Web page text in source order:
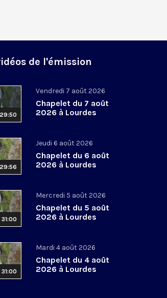
de l'émission
29:50
Vendredi 7 août 2026
Chapelet du 7 août
2026 à Lourdes
29:56
Jeudi 6 août 2026
Chapelet du 6 août
2026 à Lourdes
31:00
Mercredi 5 août 2026
Chapelet du 5 août
2026 à Lourdes
31:00
Mardi 4 août 2026
Chapelet du 4 août
2026 à Lourdes